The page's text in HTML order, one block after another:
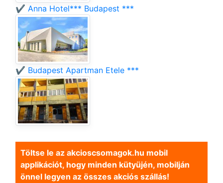
✔️ Anna Hotel*** Budapest ***
✔️ Budapest Apartman Etele ***
Töltse le az akcioscsomagok.hu mobil
applikációt, hogy minden kütyüjén, mobilján
önnel legyen az összes akciós szállás!